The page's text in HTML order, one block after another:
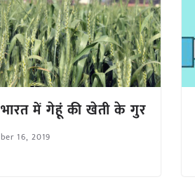
में गेहूं की खेती के गुर
16, 2019